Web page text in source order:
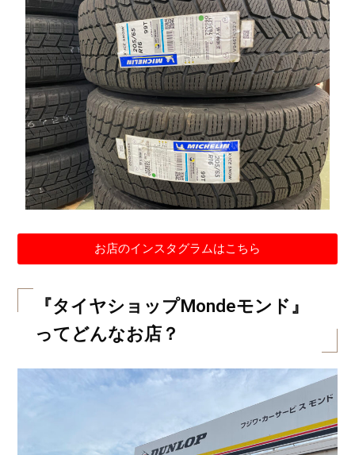
お店のインスタグラムはこちら
『タイヤショップMondeモンド』
ってどんなお店？